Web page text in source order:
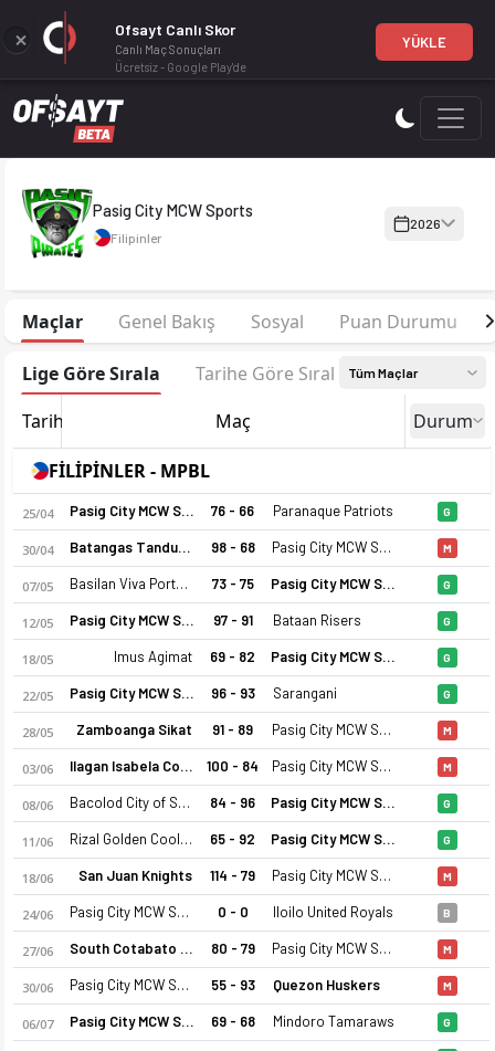
Pasig City MCW Sports 2026 sezonu kadrosu, maç
Pasig City MCW Sports
Filipinler
2026
Maçlar Genel Bakış Sosyal Puan Durumu
Lige Göre Sırala Tarihe Göre Sırala Tüm Maçlar
Tarih Maç Durum
FİLİPİNLER - MPBL
25/04 Pasig City MCW Sports 76 - 66 Paranaque Patriots G
30/04 Batangas Tanduay 98 - 68 Pasig City MCW Sports M
07/05 Basilan Viva Portmasters 73 - 75 Pasig City MCW Sports G
12/05 Pasig City MCW Sports 97 - 91 Bataan Risers G
18/05 Imus Agimat 69 - 82 Pasig City MCW Sports G
22/05 Pasig City MCW Sports 96 - 93 Sarangani G
28/05 Zamboanga Sikat 91 - 89 Pasig City MCW Sports M
03/06 Ilagan Isabela Cowboys 100 - 84 Pasig City MCW Sports M
08/06 Bacolod City of Smiles 84 - 96 Pasig City MCW Sports G
11/06 Rizal Golden Coolers 65 - 92 Pasig City MCW Sports G
18/06 San Juan Knights 114 - 79 Pasig City MCW Sports M
24/06 Pasig City MCW Sports 0 - 0 Iloilo United Royals B
27/06 South Cotabato Warriors 80 - 79 Pasig City MCW Sports M
30/06 Pasig City MCW Sports 55 - 93 Quezon Huskers M
06/07 Pasig City MCW Sports 69 - 68 Mindoro Tamaraws G
Ofsayt Canlı Skor
Canlı Maç Sonuçları
Ücretsiz - Google Play'de
YÜKLE